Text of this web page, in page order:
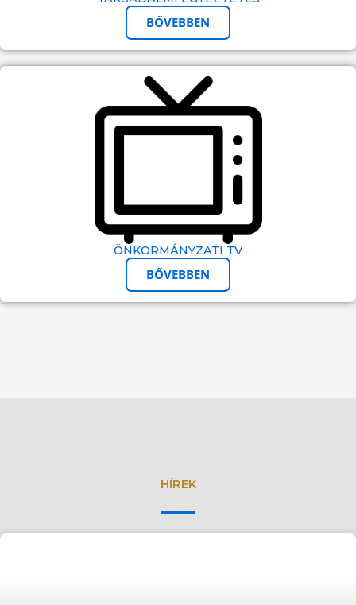
BŐVEBBEN
ÖNKORMÁNYZATI TV
BŐVEBBEN
HÍREK